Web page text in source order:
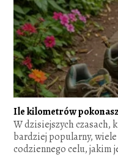
Ile kilometrów
W dzisiejszych czasach,
bardziej popularny,
codziennego celu, jakim